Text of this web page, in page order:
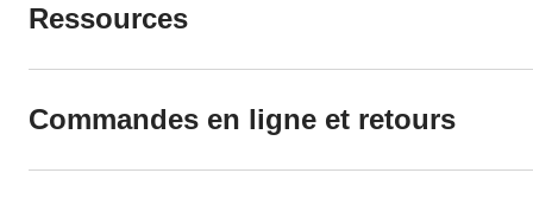
Ressources
Commandes en ligne et retours